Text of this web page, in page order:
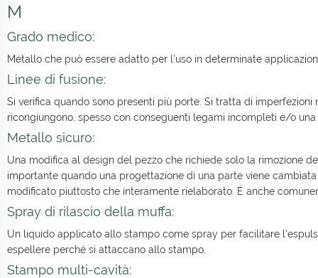
M
Grado medico:
Metallo che può essere adatto per l'uso in determinate
Linee di fusione:
Si verifica quando sono presenti più porte. Si tratta di
ricongiungono, spesso con conseguenti legami incompleti e/o una
Metallo sicuro:
Una modifica al design del pezzo che richiede solo la rimozione
importante quando una progettazione di una parte viene
modificato piuttosto che interamente rielaborato. È anche
Spray di rilascio della muffa:
Un liquido applicato allo stampo come spray per facilitare
espellere perché si attaccano allo stampo.
Stampo multi-cavità: